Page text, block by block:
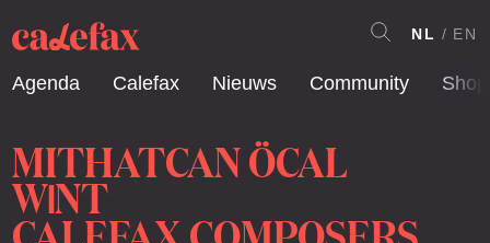
Agenda Calefax Nieuws Community Shop
NL EN
MITHATCAN ÖCAL
WINT